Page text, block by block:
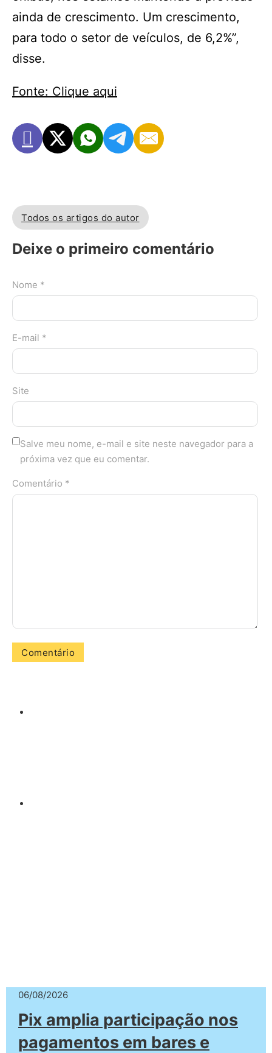
ainda de crescimento. Um crescimento,
para todo o setor de veículos, de 6,2%”,
disse.
Fonte: Clique aqui
Todos os artigos do autor
Deixe o primeiro comentário
Nome *
E-mail *
Site
Salve meu nome, e-mail e site neste navegador para a
próxima vez que eu comentar.
Comentário *
06/08/2026
Pix amplia participação nos
pagamentos em bares e